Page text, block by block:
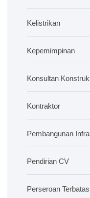
Kelistrikan
Kepemimpinan
Konsultan
Kontraktor
Pembangunan
Pendirian CV
Perseroan Terbatas